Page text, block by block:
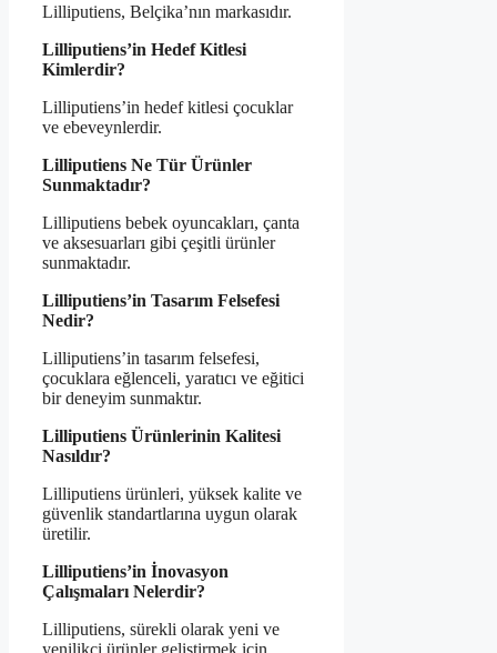
Lilliputiens, Belçika’nın markasıdır.
Lilliputiens’in Hedef Kitlesi
Kimlerdir?
Lilliputiens’in hedef kitlesi çocuklar
ve ebeveynlerdir.
Lilliputiens Ne Tür Ürünler
Sunmaktadır?
Lilliputiens bebek oyuncakları, çanta
ve aksesuarları gibi çeşitli ürünler
sunmaktadır.
Lilliputiens’in Tasarım Felsefesi
Nedir?
Lilliputiens’in tasarım felsefesi,
çocuklara eğlenceli, yaratıcı ve eğitici
bir deneyim sunmaktır.
Lilliputiens Ürünlerinin Kalitesi
Nasıldır?
Lilliputiens ürünleri, yüksek kalite ve
güvenlik standartlarına uygun olarak
üretilir.
Lilliputiens’in İnovasyon
Çalışmaları Nelerdir?
Lilliputiens, sürekli olarak yeni ve
yenilikçi ürünler geliştirmek için